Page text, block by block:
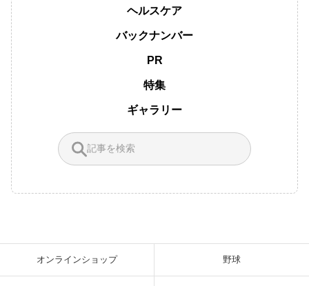
ヘルスケア
バックナンバー
PR
特集
ギャラリー
オンラインショップ 野球